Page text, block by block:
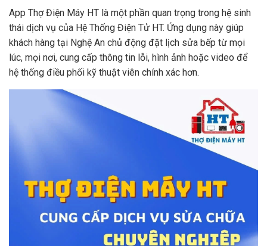
App Thợ Điện Máy HT là một phần quan trọng trong hệ sinh
thái dịch vụ của Hệ Thống Điện Tử HT. Ứng dụng này giúp
khách hàng tại Nghệ An chủ động đặt lịch sửa bếp từ mọi
lúc, mọi nơi, cung cấp thông tin lỗi, hình ảnh hoặc video để
hệ thống điều phối kỹ thuật viên chính xác hơn.